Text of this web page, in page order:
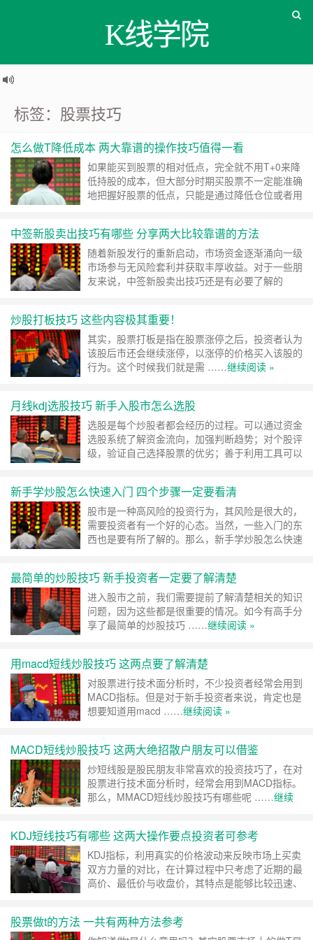
K线学院
标签：股票技巧
怎么做T降低成本 两大靠谱的操作技巧值得一看
如果能买到股票的相对低点，完全就不用T+0来降
低持股的成本，但大部分时期买股票不一定能准确
地把握好股票的低点，只能是通过降低仓位或者用
中签新股卖出技巧有哪些 分享两大比较靠谱的方法
随着新股发行的重新启动，市场资金逐渐涌向一级
市场参与无风险套利并获取丰厚收益。对于一些朋
友来说，中签新股卖出技巧还是有必要了解的
炒股打板技巧 这些内容极其重要！
其实，股票打板是指在股票涨停之后，投资者认为
该股后市还会继续涨停，以涨停的价格买入该股的
行为。这个时候我们就是需 ……继续阅读 »
月线kdj选股技巧 新手入股市怎么选股
选股是每个炒股者都会经历的过程。可以通过资金
选股系统了解资金流向，加强判断趋势；对个股评
级，验证自己选择股票的优劣；善于利用工具可以
新手学炒股怎么快速入门 四个步骤一定要看清
股市是一种高风险的投资行为，其风险是很大的，
需要投资者有一个好的心态。当然，一些入门的东
西也是要有所了解的。那么，新手学炒股怎么快速
最简单的炒股技巧 新手投资者一定要了解清楚
进入股市之前，我们需要提前了解清楚相关的知识
问题，因为这些都是很重要的情况。如今有高手分
享了最简单的炒股技巧 ……继续阅读 »
用macd短线炒股技巧 这两点要了解清楚
对股票进行技术面分析时，不少投资者经常会用到
MACD指标。但是对于新手投资者来说，肯定也是
想要知道用macd ……继续阅读 »
MACD短线炒股技巧 这两大绝招散户朋友可以借鉴
炒短线股是股民朋友非常喜欢的投资技巧了，在对
股票进行技术面分析时，经常会用到MACD指标。
那么，MMACD短线炒股技巧有哪些呢 ……继续
KDJ短线技巧有哪些 这两大操作要点投资者可参考
KDJ指标，利用真实的价格波动来反映市场上买卖
双方力量的对比，在计算过程中只考虑了近期的最
高价、最低价与收盘价，其特点是能够比较迅速、
股票做t的方法 一共有两种方法参考